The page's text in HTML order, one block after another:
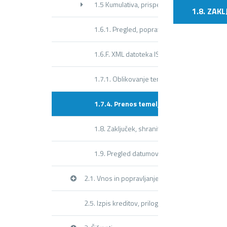
1.5 Kumulativa, prispevki obrazci
1.6.1. Pregled, popravljanje nalogov
1.6.F. XML datoteka ISPAP za SPJS
1.7.1. Oblikovanje temeljnice
1.7.4. Prenos temeljnice v GKW
1.8. Zaključek, shranitev (ažuriranje) plač
1.9. Pregled datumov shranitve (ažuriranja)
2.1. Vnos in popravljanje delavcev
2.5. Izpis kreditov, prilog, opomb,…
1.8.